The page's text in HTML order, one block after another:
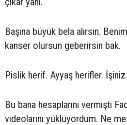
Başına büyük bela alırsın.
kanser olursun geberirsin bak.
Pislik herif. Ayyaş herifler. İşiniz
Bu bana hesaplarını vermişti
videolarını yüklüyordum. Ne